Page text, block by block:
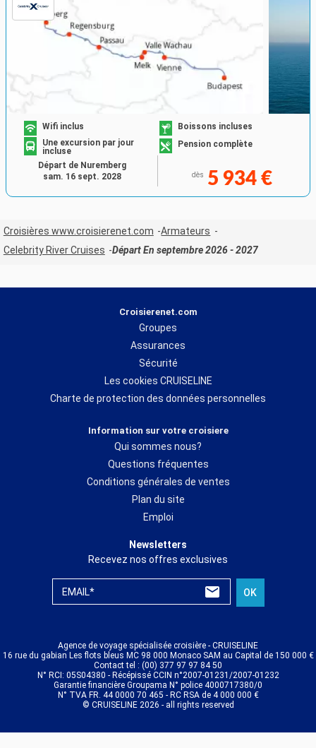
Wifi inclus
Boissons incluses
Une excursion par jour
incluse
Pension complète
dès 5 934 €
Départ de Nuremberg
sam. 16 sept. 2028
Croisières www.croisierenet.com
Armateurs
Celebrity River Cruises
Départ En septembre 2026 - 2027
Croisierenet.com
Groupes
Assurances
Sécurité
Les cookies CRUISELINE
Charte de protection des données personnelles
Information sur votre croisiere
Qui sommes nous?
Questions fréquentes
Conditions générales de ventes
Plan du site
Emploi
Newsletters
Recevez nos offres exclusives
EMAIL* OK
Agence de voyage spécialisée croisière - CRUISELINE
16 rue du gabian Les flots bleus MC 98 000 Monaco SAM au Capital de 150 000 €
Contact tel : (00) 377 97 97 84 50
N° RCI: 05S04380 - Récépissé CCIN n°2007-01231/2007-01232
Garantie financière Groupama N° police 4000717380/0
N° TVA FR. 44 0000 70 465 - RC RSA de 4 000 000 €
© CRUISELINE 2026 - all rights reserved